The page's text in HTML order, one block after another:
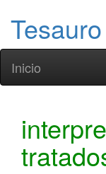
Inicio